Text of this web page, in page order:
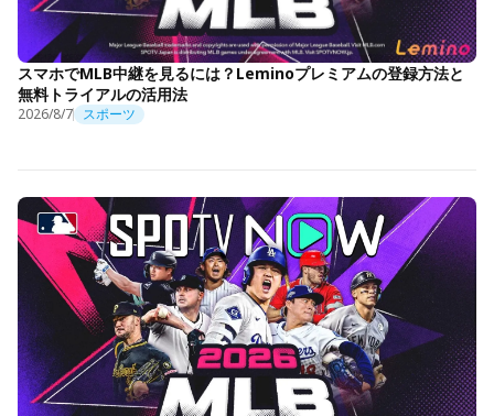
スマホでMLB中継を見るには？Leminoプレミアムの登録方法と
無料トライアルの活用法
2026/8/7 スポーツ